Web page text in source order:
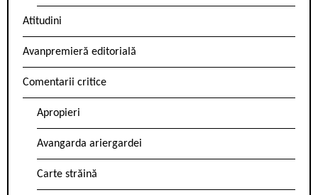
Atitudini
Avanpremieră editorială
Comentarii critice
Apropieri
Avangarda ariergardei
Carte străină